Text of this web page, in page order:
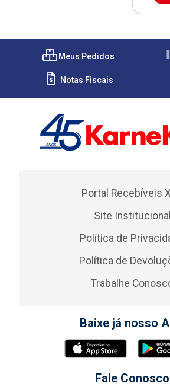
Meus Pedidos
Notas Fiscais
Portal Recebíveis
Site Institucional
Política de
Política de
Trabalhe
Baixe já nosso
Fale Conosco